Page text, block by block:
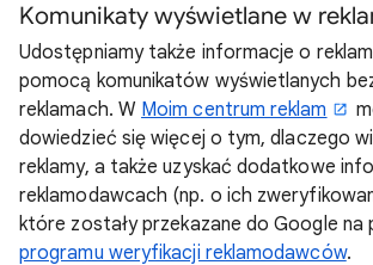
Komunikaty wyświetlane w
Udostępniamy także informacje o
pomocą komunikatów wyświetlanych
reklamach. W Moim centrum reklam
dowiedzieć się więcej o tym, dlaczego
reklamy, a także uzyskać dodatkowe
reklamodawcach (np. o ich
które zostały przekazane do Google na
programu weryfikacji reklamodawców.